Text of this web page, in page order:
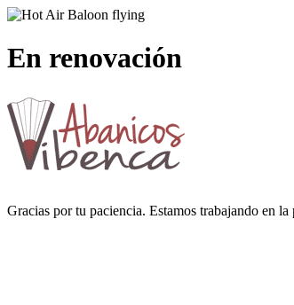
En renovación
Gracias por tu paciencia. Estamos trabajando en